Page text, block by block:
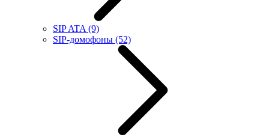
SIP ATA (9)
SIP-домофоны (52)